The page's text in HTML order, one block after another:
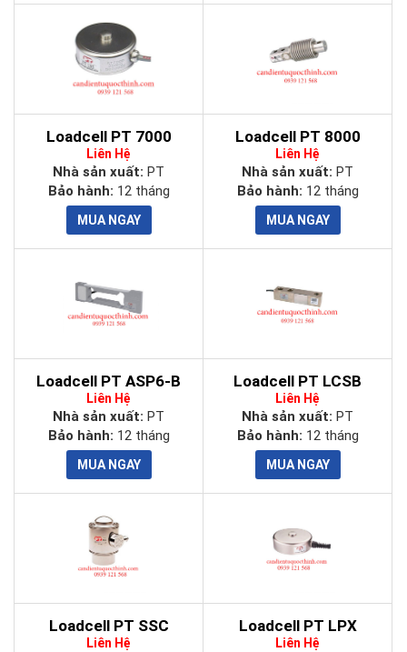
Loadcell PT 7000
Liên Hệ
Nhà sản xuất: PT
Bảo hành: 12 tháng
Loadcell PT 8000
Liên Hệ
Nhà sản xuất: PT
Bảo hành: 12 tháng
Loadcell PT ASP6-B
Liên Hệ
Nhà sản xuất: PT
Bảo hành: 12 tháng
Loadcell PT LCSB
Liên Hệ
Nhà sản xuất: PT
Bảo hành: 12 tháng
Loadcell PT SSC
Liên Hệ
Loadcell PT LPX
Liên Hệ